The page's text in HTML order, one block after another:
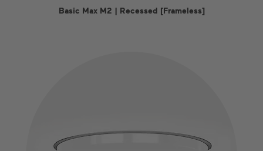
Basic Max M2 | Recessed [Frameless]